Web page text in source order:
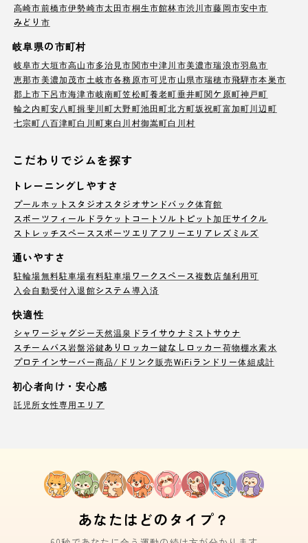
高崎市前橋市伊勢崎市太田市桐生市館林市渋川市藤岡市安中市
みどり市
岐阜県の市町村
岐阜市大垣市高山市多治見市関市中津川市美濃市瑞浪市羽島市
恵那市美濃加茂市土岐市各務原市可児市山県市瑞穂市飛騨市本巣市
郡上市下呂市海津市岐南町笠松町養老町垂井町関ケ原町神戸町
輪之内町安八町揖斐川町大野町池田町北方町坂祝町富加町川辺町
七宗町 八百津町白川町東白川村御嵩町白川村
こだわりでジムを探す
トレーニングしやすさ
プールホットスタジオ スタジオサンドバック体育館
スポーツフィールド ラケットコート ソルトピット加圧サイクル
ストレッチスペース スポーツエリア フリーエリア レズミルズ
通いやすさ
駐輪場無料駐車場有料駐車場ワークスペース複数店舗利用可
入会自動受付 入退館システム導入済
快適性
シャワージャグジー天然温泉 ドライサウナ ミストサウナ
スチームバス岩盤浴鍵ありロッカー鍵なしロッカー荷物棚水素水
プロテインサーバー商品/ドリンク販売WiFi ランドリー体組成計
初心者向け・安心感
託児所女性専用エリア
あなたはどのタイプ？